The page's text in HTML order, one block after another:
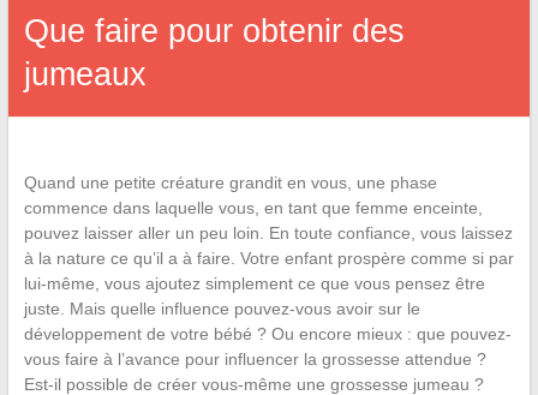
Que faire pour obtenir des
jumeaux
Quand une petite créature grandit en vous, une phase
commence dans laquelle vous, en tant que femme enceinte,
pouvez laisser aller un peu loin. En toute confiance, vous laissez
à la nature ce qu’il a à faire. Votre enfant prospère comme si par
lui-même, vous ajoutez simplement ce que vous pensez être
juste. Mais quelle influence pouvez-vous avoir sur le
développement de votre bébé ? Ou encore mieux : que pouvez-
vous faire à l’avance pour influencer la grossesse attendue ?
Est-il possible de créer vous-même une grossesse jumeau ?